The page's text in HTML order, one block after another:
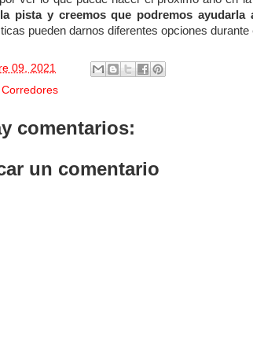
pista y creemos que podremos ayudarla
pueden darnos diferentes opciones durante
09, 2021
Corredores
comentarios:
un comentario